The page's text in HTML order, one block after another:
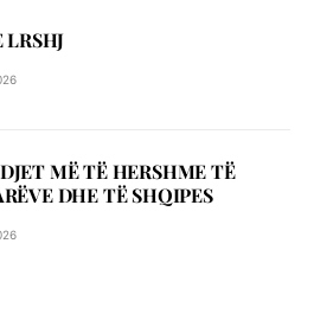
LRSHJ
MË TË HERSHME TË
DHE TË SHQIPES